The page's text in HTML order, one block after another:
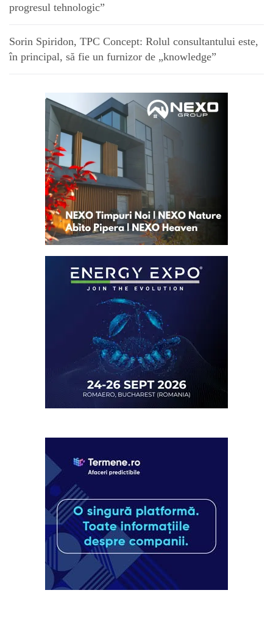
progresul tehnologic”
Sorin Spiridon, TPC Concept: Rolul consultantului este,
în principal, să fie un furnizor de „knowledge”